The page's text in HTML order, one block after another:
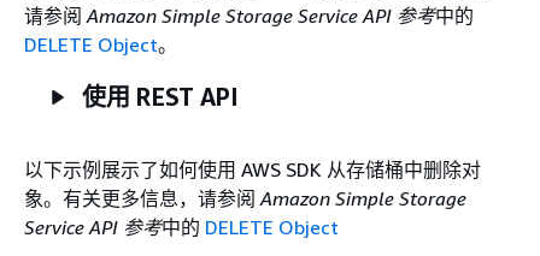
请参阅Amazon Simple Storage Service API 参考中的
DELETE Object。
使用 REST API
以下示例展示了如何使用 AWS SDK 从存储桶中删除对
象。有关更多信息，请参阅Amazon Simple Storage
Service API 参考中的 DELETE Object